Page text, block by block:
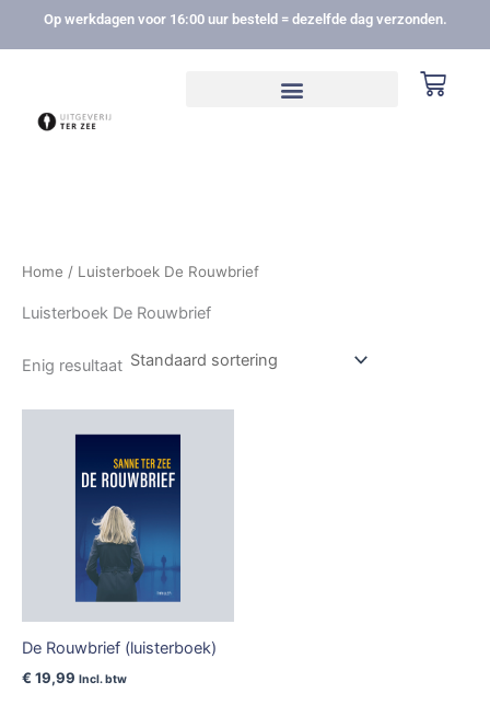
Op werkdagen voor 16:00 uur besteld = dezelfde dag verzonden.
Home / Luisterboek De Rouwbrief
Luisterboek De Rouwbrief
Enig resultaat
De Rouwbrief (luisterboek)
€ 19,99 Incl. btw